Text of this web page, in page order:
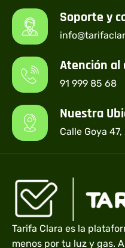
Soporte y
Atención al
91 999 85 68
Nuestra
Calle Goya
Tarifa Clara es la
menos por tu luz y gas.